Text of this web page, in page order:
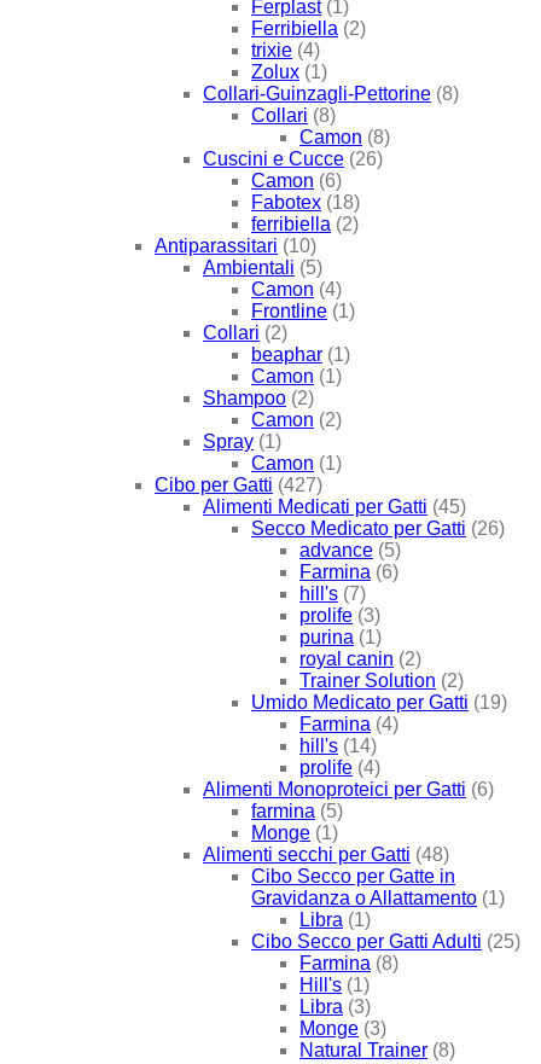
Ferplast (1)
Ferribiella (2)
trixie (4)
Zolux (1)
Collari-Guinzagli-Pettorine (8)
Collari (8)
Camon (8)
Cuscini e Cucce (26)
Camon (6)
Fabotex (18)
ferribiella (2)
Antiparassitari (10)
Ambientali (5)
Camon (4)
Frontline (1)
Collari (2)
beaphar (1)
Camon (1)
Shampoo (2)
Camon (2)
Spray (1)
Camon (1)
Cibo per Gatti (427)
Alimenti Medicati per Gatti (45)
Secco Medicato per Gatti (26)
advance (5)
Farmina (6)
hill's (7)
prolife (3)
purina (1)
royal canin (2)
Trainer Solution (2)
Umido Medicato per Gatti (19)
Farmina (4)
hill's (14)
prolife (4)
Alimenti Monoproteici per Gatti (6)
farmina (5)
Monge (1)
Alimenti secchi per Gatti (48)
Cibo Secco per Gatte in
Gravidanza o Allattamento (1)
Libra (1)
Cibo Secco per Gatti Adulti (25)
Farmina (8)
Hill's (1)
Libra (3)
Monge (3)
Natural Trainer (8)